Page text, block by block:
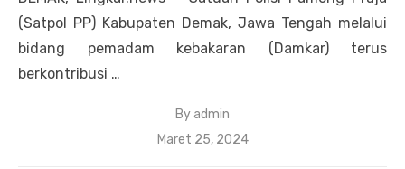
(Satpol PP) Kabupaten Demak, Jawa Tengah melalui
bidang pemadam kebakaran (Damkar) terus
berkontribusi …
By admin
Posted
Maret 25, 2024